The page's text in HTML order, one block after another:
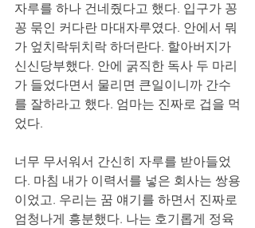
자루를 하나 건네줬다고 했다. 입구가 꽁
꽁 묶인 커다란 마대자루였다. 안에서 뭐
가 엎치락뒤치락 하더란다. 할아버지가
신신당부했다. 안에 굵직한 독사 두 마리
가 들었다면서 물리면 큰일이니까 간수
를 잘하라고 했다. 엄마는 진짜로 겁을 먹
었다.
너무 무서워서 간신히 자루를 받아들었
다. 마침 내가 이력서를 넣은 회사는 쌍용
이었고. 우리는 꿈 얘기를 하면서 진짜로
엄청나게 흥분했다. 나는 호기롭게 정육